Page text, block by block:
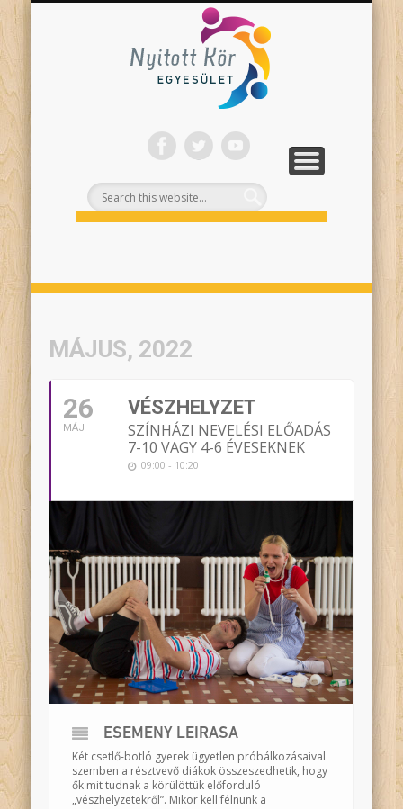
SZÍNHÁZI NEVELÉS
ONLINE PROGRAMJAINK
FELNŐTTEKNEK
PROJEKTEK
RÓLUNK
TÁMOGASS!
MÁJUS, 2022
26
MÁJ
VÉSZHELYZET
SZÍNHÁZI NEVELÉSI ELŐADÁS
7-10 VAGY 4-6 ÉVESEKNEK
09:00 - 10:20
ESEMÉNY LEÍRÁSA
Két csetlő-botló gyerek ügyetlen próbálkozásaival
szemben a résztvevő diákok összeszedhetik, hogy
ők mit tudnak a körülöttük előforduló
„vészhelyzetekről”. Mikor kell félnünk a